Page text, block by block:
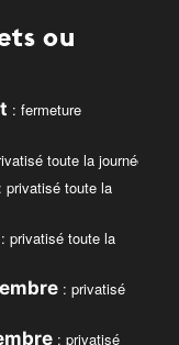
ou
: fermeture
toute la journée
: privatisé toute la
: privatisé toute la
: privatisé
: privatisé